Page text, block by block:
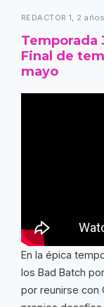
REDACTOR 1, 2
Temporada
Final de
mayo
En la épica
los Bad Batch
por reunirse con